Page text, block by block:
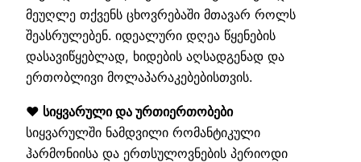
მეუღლე თქვენს ცხოვრებაში მთავარ როლს
შეასრულებენ. იდეალური დღეა წყენების
დასავიწყებლად, ხიდების აღსადგენად და
ერთობლივი მოლაპარაკებებისთვის.
❤️ სიყვარული და ურთიერთობები
სიყვარულში ნამდვილი რომანტიკული
ჰარმონიისა და ერთსულოვნების პერიოდი